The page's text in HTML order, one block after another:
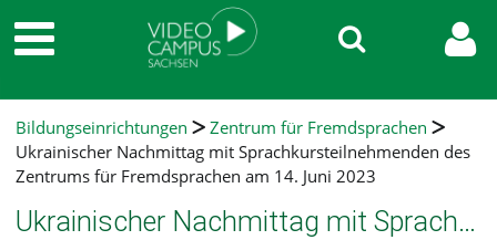
Bildungseinrichtungen
Zentrum für Fremdsprachen
Ukrainischer Nachmittag mit Sprachkursteilnehmenden des
Zentrums für Fremdsprachen am 14. Juni 2023
Ukrainischer Nachmittag mit Sprachkursteilnehmenden des Zentrums für Fremdsprachen am 14. Juni 2023